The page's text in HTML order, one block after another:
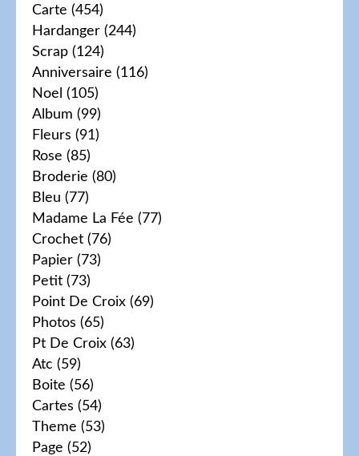
Carte (454)
Hardanger (244)
Scrap (124)
Anniversaire (116)
Noel (105)
Album (99)
Fleurs (91)
Rose (85)
Broderie (80)
Bleu (77)
Madame La Fée (77)
Crochet (76)
Papier (73)
Petit (73)
Point De Croix (69)
Photos (65)
Pt De Croix (63)
Atc (59)
Boite (56)
Cartes (54)
Theme (53)
Page (52)